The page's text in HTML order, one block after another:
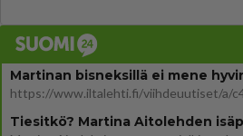
Martinan bisneksillä ei mene